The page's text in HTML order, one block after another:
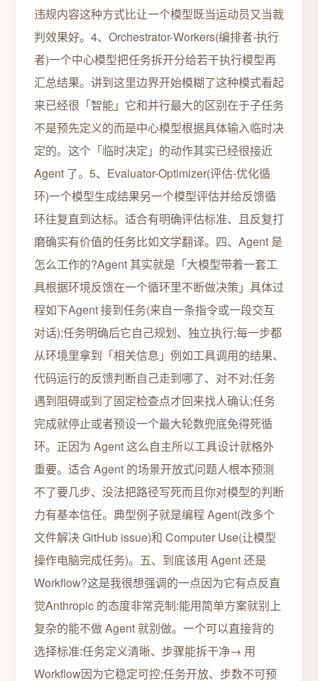
违规内容这种方式比让一个模型既当运动员又当裁
判效果好。4、Orchestrator-Workers(编排者-执行
者)一个中心模型把任务拆开分给若干执行模型再
汇总结果。讲到这里边界开始模糊了这种模式看起
来已经很「智能」它和并行最大的区别在于子任务
不是预先定义的而是中心模型根据具体输入临时决
定的。这个「临时决定」的动作其实已经很接近
Agent 了。5、Evaluator-Optimizer(评估-优化循
环)一个模型生成结果另一个模型评估并给反馈循
环往复直到达标。适合有明确评估标准、且反复打
磨确实有价值的任务比如文学翻译。四、Agent 是
怎么工作的?Agent 其实就是「大模型带着一套工
具根据环境反馈在一个循环里不断做决策」具体过
程如下Agent 接到任务(来自一条指令或一段交互
对话);任务明确后它自己规划、独立执行;每一步都
从环境里拿到「相关信息」例如工具调用的结果、
代码运行的反馈判断自己走到哪了、对不对;任务
遇到阻碍或到了固定检查点才回来找人确认;任务
完成就停止或者预设一个最大轮数兜底免得死循
环。正因为 Agent 这么自主所以工具设计就格外
重要。适合 Agent 的场景开放式问题人根本预测
不了要几步、没法把路径写死而且你对模型的判断
力有基本信任。典型例子就是编程 Agent(改多个
文件解决 GitHub issue)和 Computer Use(让模型
操作电脑完成任务)。五、到底该用 Agent 还是
Workflow?这是我很想强调的一点因为它有点反直
觉Anthropic 的态度非常克制:能用简单方案就别上
复杂的能不做 Agent 就别做。一个可以直接背的
选择标准:任务定义清晰、步骤能拆干净→ 用
Workflow因为它稳定可控;任务开放、步数不可预